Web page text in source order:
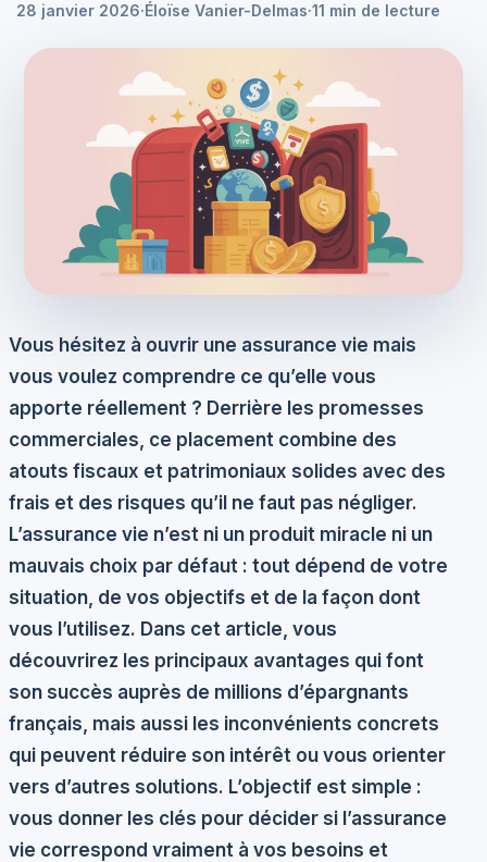
28 janvier 2026·Éloïse Vanier-Delmas·11 min de lecture
Vous hésitez à ouvrir une assurance vie mais
vous voulez comprendre ce qu’elle vous
apporte réellement ? Derrière les promesses
commerciales, ce placement combine des
atouts fiscaux et patrimoniaux solides avec des
frais et des risques qu’il ne faut pas négliger.
L’assurance vie n’est ni un produit miracle ni un
mauvais choix par défaut : tout dépend de votre
situation, de vos objectifs et de la façon dont
vous l’utilisez. Dans cet article, vous
découvrirez les principaux avantages qui font
son succès auprès de millions d’épargnants
français, mais aussi les inconvénients concrets
qui peuvent réduire son intérêt ou vous orienter
vers d’autres solutions. L’objectif est simple :
vous donner les clés pour décider si l’assurance
vie correspond vraiment à vos besoins et